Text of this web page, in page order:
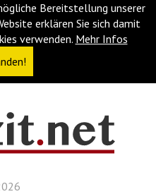
Bereitstellung unserer
erklären Sie sich damit
verwenden. Mehr Infos